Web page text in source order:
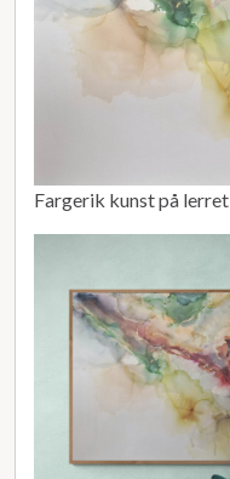
Fargerik kunst på lerret